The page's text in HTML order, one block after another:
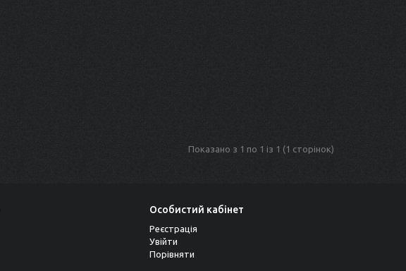
Показано з 1 по 1 із 1 (1 сторінок)
Особистий кабінет
Реєстрація
Увійти
Порівняти